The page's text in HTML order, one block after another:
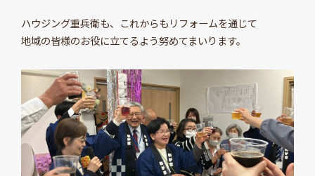
ハウジング重兵衛も、これからもリフォームを通じて
地域の皆様のお役に立てるよう努めてまいります。